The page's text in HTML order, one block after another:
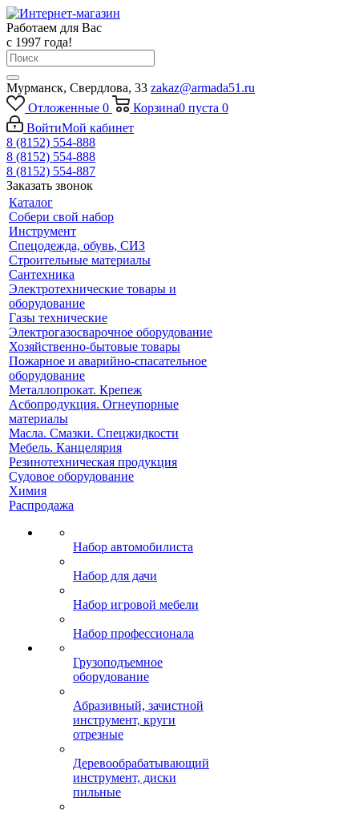
Работаем для Вас
с 1997 года!
Мурманск, Свердлова, 33 zakaz@armada51.ru
Отложенные 0 Корзина0 пуста 0
ВойтиМой кабинет
8 (8152) 554-888
8 (8152) 554-888
8 (8152) 554-887
Заказать звонок
Каталог
Собери свой набор
Инструмент
Спецодежда, обувь, СИЗ
Строительные материалы
Сантехника
Электротехнические товары и
оборудование
Газы технические
Электрогазосварочное оборудование
Хозяйственно-бытовые товары
Пожарное и аварийно-спасательное
оборудование
Металлопрокат. Крепеж
Асбопродукция. Огнеупорные
материалы
Масла. Смазки. Спецжидкости
Мебель. Канцелярия
Резинотехническая продукция
Судовое оборудование
Химия
Распродажа
Набор автомобилиста
Набор для дачи
Набор игровой мебели
Набор профессионала
Грузоподъемное
оборудование
Абразивный, зачистной
инструмент, круги
отрезные
Деревообрабатывающий
инструмент, диски
пильные